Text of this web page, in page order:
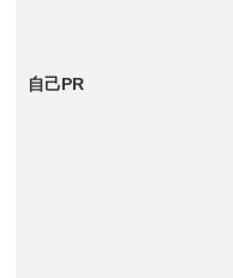
自己PR